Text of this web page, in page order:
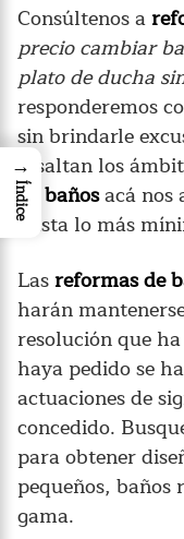
Consúltenos a
precio cambiar
plato de ducha
responderemos
sin brindarle
resaltan los
de bañosacá nos
hasta lo más
Lasreformas de
harán
resolución que
haya pedido se
actuaciones de
concedido.
para obtener
pequeños, baños
gama.
→
Índice